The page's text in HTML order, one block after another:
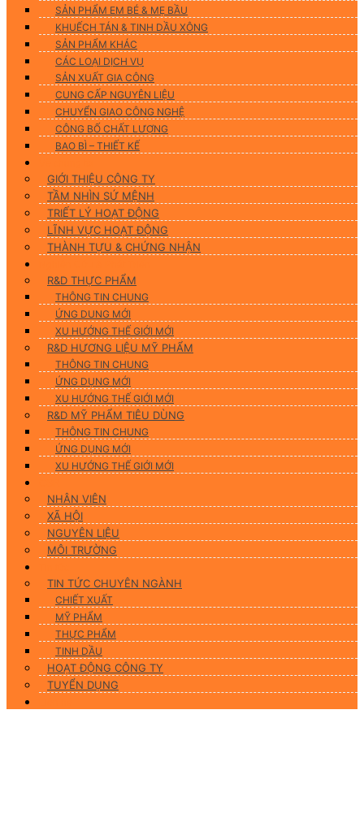
SẢN PHẨM EM BÉ & MẸ BẦU
KHUẾCH TÁN & TINH DẦU XÔNG
SẢN PHẨM KHÁC
CÁC LOẠI DỊCH VỤ
SẢN XUẤT GIA CÔNG
CUNG CẤP NGUYÊN LIỆU
CHUYỂN GIAO CÔNG NGHỆ
CÔNG BỐ CHẤT LƯỢNG
BAO BÌ – THIẾT KẾ
GIỚI THIỆU CÔNG TY
TẦM NHÌN SỨ MỆNH
TRIẾT LÝ HOẠT ĐỘNG
LĨNH VỰC HOẠT ĐỘNG
THÀNH TỰU & CHỨNG NHẬN
R&D THỰC PHẨM
THÔNG TIN CHUNG
ỨNG DUNG MỚI
XU HƯỚNG THẾ GIỚI MỚI
R&D HƯƠNG LIỆU MỸ PHẨM
THÔNG TIN CHUNG
ỨNG DỤNG MỚI
XU HƯỚNG THẾ GIỚI MỚI
R&D MỸ PHẨM TIÊU DÙNG
THÔNG TIN CHUNG
ỨNG DỤNG MỚI
XU HƯỚNG THẾ GIỚI MỚI
NHÂN VIÊN
XÃ HỘI
NGUYÊN LIỆU
MÔI TRƯỜNG
TIN TỨC CHUYÊN NGÀNH
CHIẾT XUẤT
MỸ PHẨM
THỰC PHẨM
TINH DẦU
HOẠT ĐỘNG CÔNG TY
TUYỂN DỤNG